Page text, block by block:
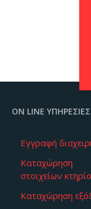
ON LINE ΥΠΗΡΕΣΊΕΣ
Εγγραφή
Καταχώρηση
στοιχείων
Καταχώρηση